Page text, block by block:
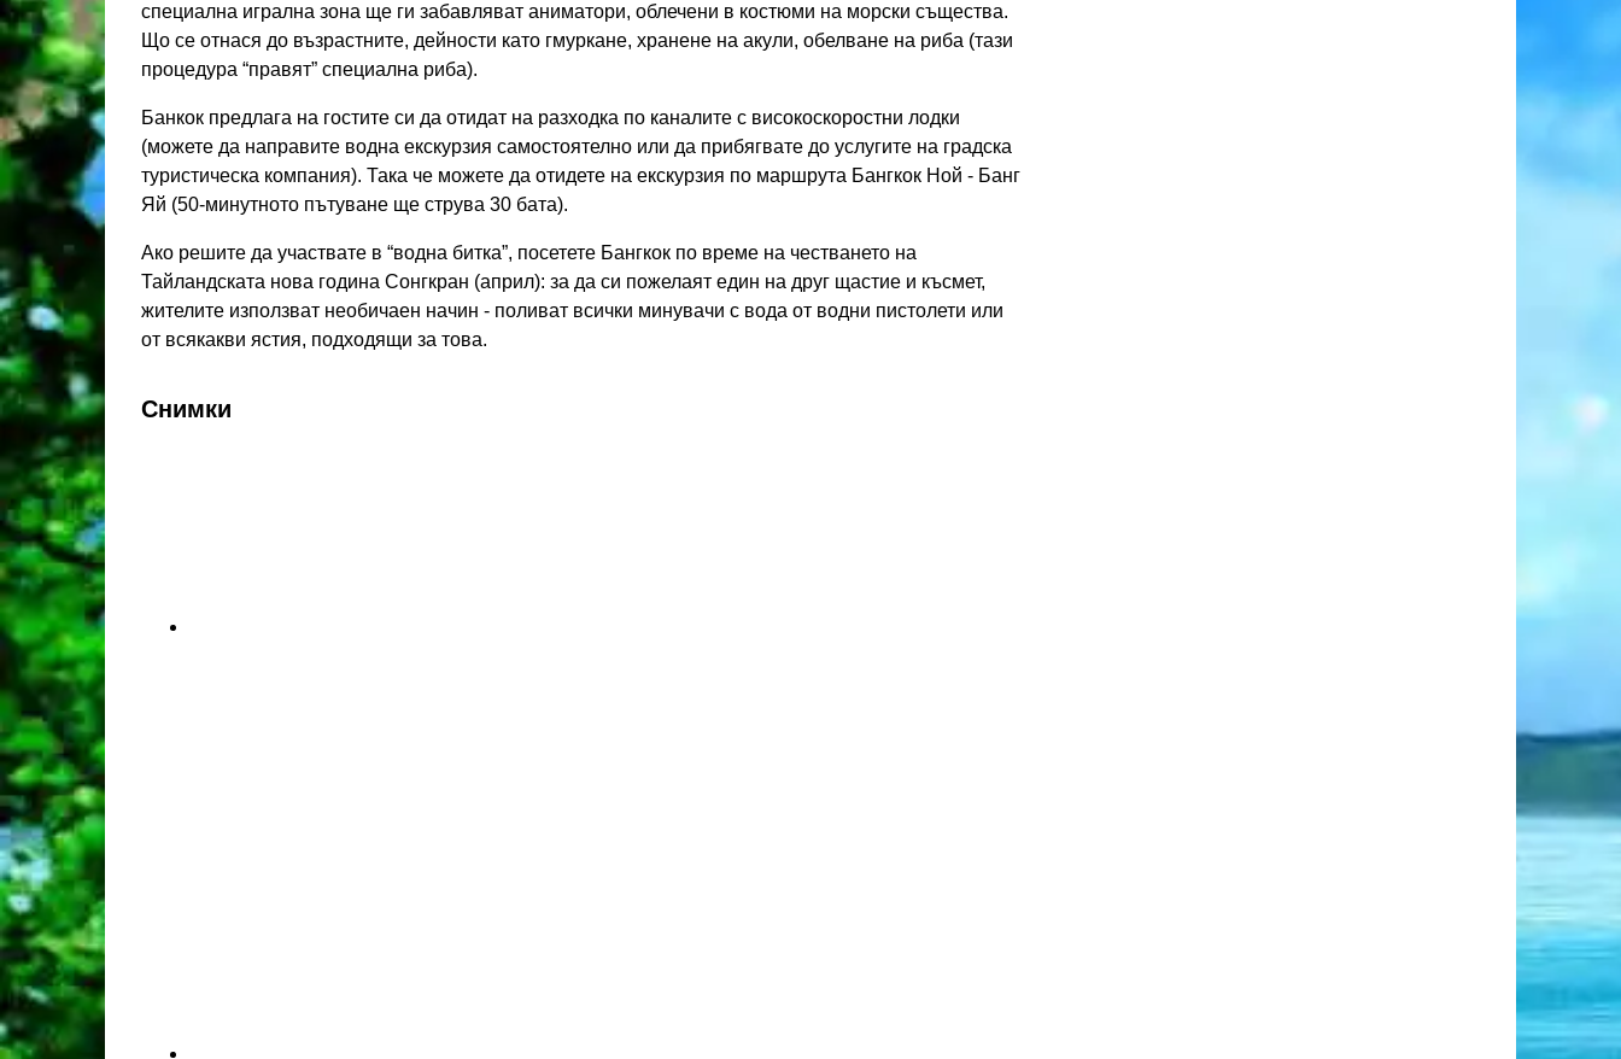
специална игрална зона ще ги забавляват аниматори, облечени в костюми на морски същества.
Що се отнася до възрастните, дейности като гмуркане, хранене на акули, обелване на риба (тази
процедура “правят” специална риба).
Банкок предлага на гостите си да отидат на разходка по каналите с високоскоростни лодки
(можете да направите водна екскурзия самостоятелно или да прибягвате до услугите на градска
туристическа компания). Така че можете да отидете на екскурзия по маршрута Бангкок Ной - Банг
Яй (50-минутното пътуване ще струва 30 бата).
Ако решите да участвате в “водна битка”, посетете Бангкок по време на честването на
Тайландската нова година Сонгкран (април): за да си пожелаят един на друг щастие и късмет,
жителите използват необичаен начин - поливат всички минувачи с вода от водни пистолети или
от всякакви ястия, подходящи за това.
Снимки